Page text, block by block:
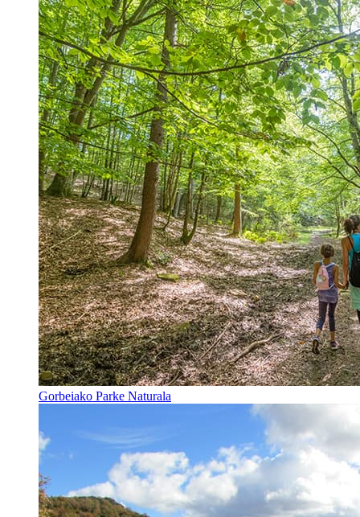
Gorbeiako Parke Naturala